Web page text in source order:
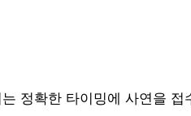
정확한 타이밍에 사연을